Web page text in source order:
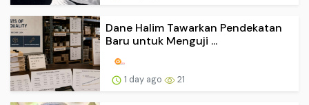
Dane Halim Tawarkan Pendekatan
Baru untuk Menguji ...
1 day ago 21